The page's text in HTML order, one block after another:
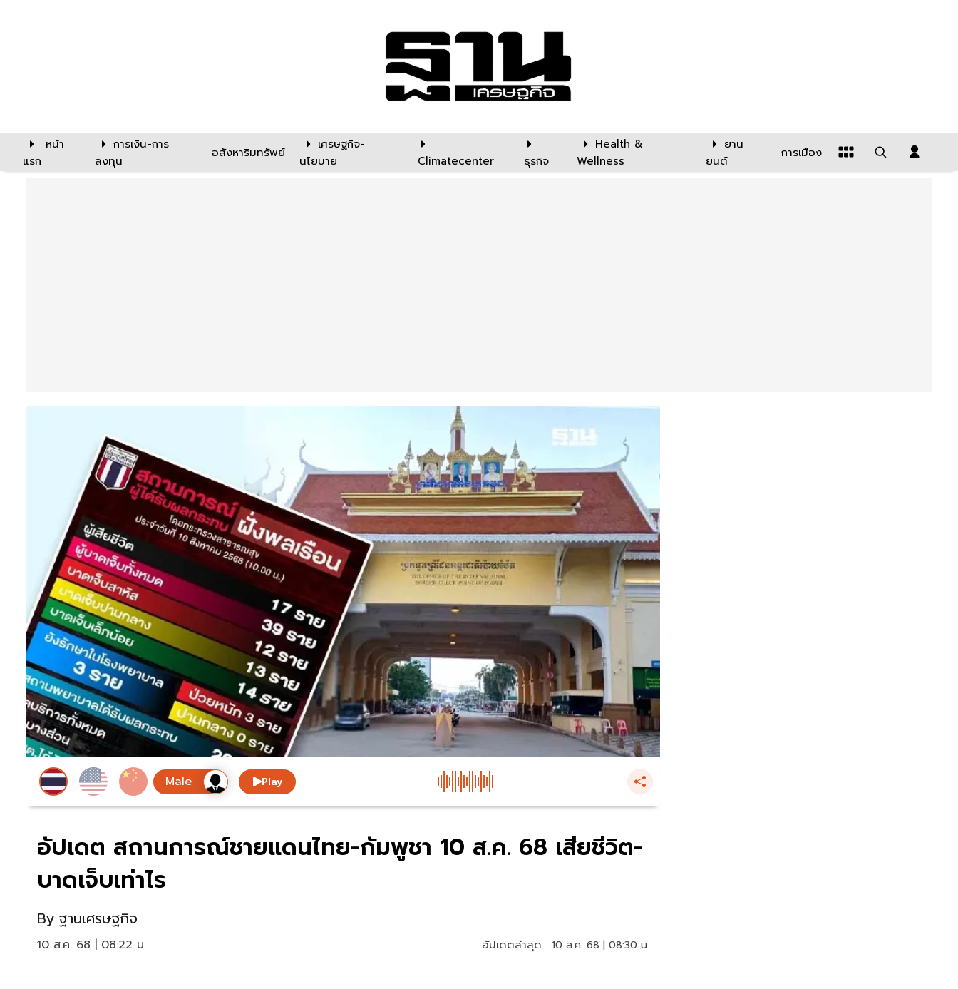
หน้า
แรก
การเงิน-การ
ลงทุน
อสังหาริมทรัพย์
เศรษฐกิจ-
นโยบาย
Climatecenter ธุรกิจ
Health &
Wellness
ยาน
ยนต์
การเมือง
Play
อัปเดต สถานการณ์ชายแดนไทย-กัมพูชา 10 ส.ค. 68 เสียชีวิต-
บาดเจ็บเท่าไร
By ฐานเศรษฐกิจ
10 ส.ค. 68 | 08:22 น. อัปเดตล่าสุด : 10 ส.ค. 68 | 08:30 น.